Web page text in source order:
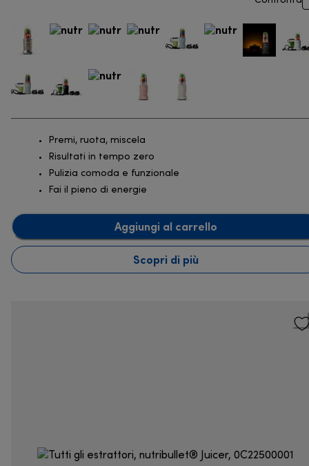
Premi, ruota, miscela
Risultati in tempo zero
Pulizia comoda e funzionale
Fai il pieno di energie
Aggiungi al carrello
Scopri di più